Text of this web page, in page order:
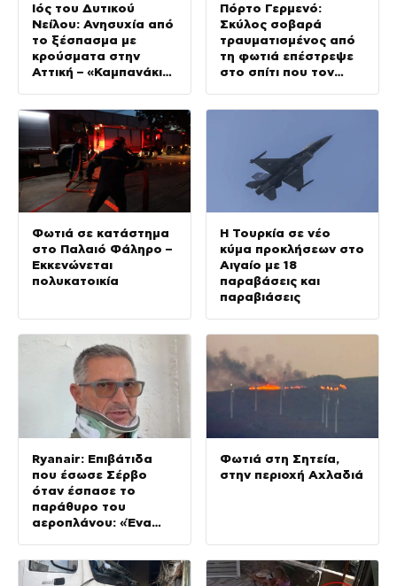
Ιός του Δυτικού
Νείλου: Ανησυχία από
το ξέσπασμα με
κρούσματα στην
Αττική – «Καμπανάκι»
την προστασία της
δημόσιας υγείας
Πόρτο Γερμενό:
Σκύλος σοβαρά
τραυματισμένος από
τη φωτιά επέστρεψε
στο σπίτι που τον
Φωτιά σε κατάστημα
στο Παλαιό Φάληρο –
Εκκενώνεται
πολυκατοικία
Η Τουρκία σε νέο
κύμα προκλήσεων στο
Αιγαίο με 18
παραβάσεις και
παραβιάσεις
Ryanair: Επιβάτιδα
που έσωσε Σέρβο
όταν έσπασε το
παράθυρο του
αεροπλάνου: «Ένα
σαν πλαστελίνη»
Φωτιά στη Σητεία,
στην περιοχή Αχλαδιά